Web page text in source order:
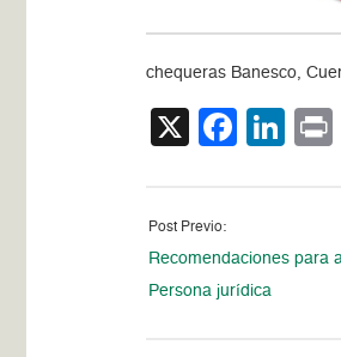
chequeras Banesco,
X
Post Previo:
Recomendaciones para
Persona jurídica